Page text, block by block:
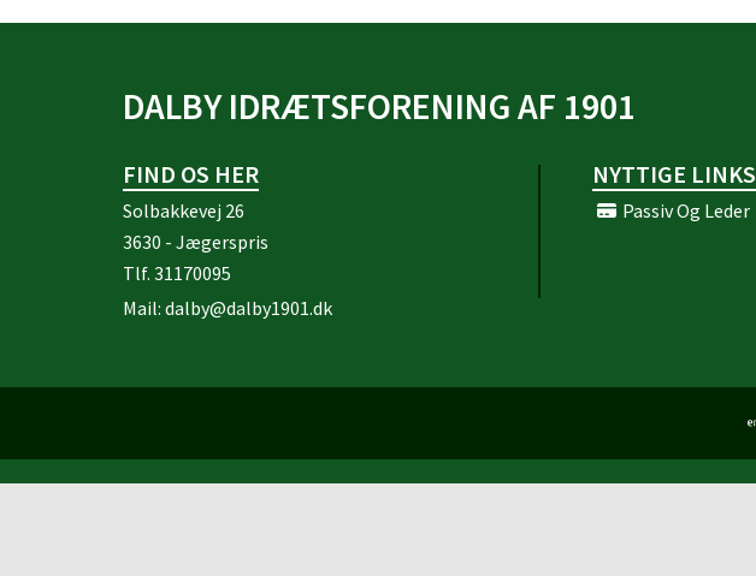
DALBY IDRÆTSFORENING AF 1901
FIND OS HER
Solbakkevej 26
3630 - Jægerspris
Tlf. 31170095
Mail: dalby@dalby1901.dk
NYTTIGE LINKS
Passiv Og Leder